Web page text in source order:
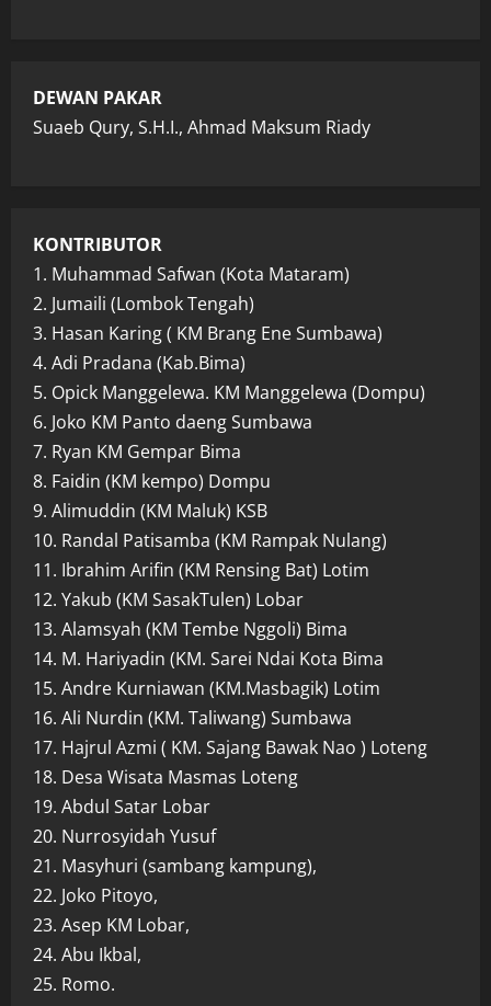
DEWAN PAKAR
Suaeb Qury, S.H.I., Ahmad Maksum Riady
KONTRIBUTOR
1. Muhammad Safwan (Kota Mataram)
2. Jumaili (Lombok Tengah)
3. Hasan Karing ( KM Brang Ene Sumbawa)
4. Adi Pradana (Kab.Bima)
5. Opick Manggelewa. KM Manggelewa (Dompu)
6. Joko KM Panto daeng Sumbawa
7. Ryan KM Gempar Bima
8. Faidin (KM kempo) Dompu
9. Alimuddin (KM Maluk) KSB
10. Randal Patisamba (KM Rampak Nulang)
11. Ibrahim Arifin (KM Rensing Bat) Lotim
12. Yakub (KM SasakTulen) Lobar
13. Alamsyah (KM Tembe Nggoli) Bima
14. M. Hariyadin (KM. Sarei Ndai Kota Bima
15. Andre Kurniawan (KM.Masbagik) Lotim
16. Ali Nurdin (KM. Taliwang) Sumbawa
17. Hajrul Azmi ( KM. Sajang Bawak Nao ) Loteng
18. Desa Wisata Masmas Loteng
19. Abdul Satar Lobar
20. Nurrosyidah Yusuf
21. Masyhuri (sambang kampung),
22. Joko Pitoyo,
23. Asep KM Lobar,
24. Abu Ikbal,
25. Romo.